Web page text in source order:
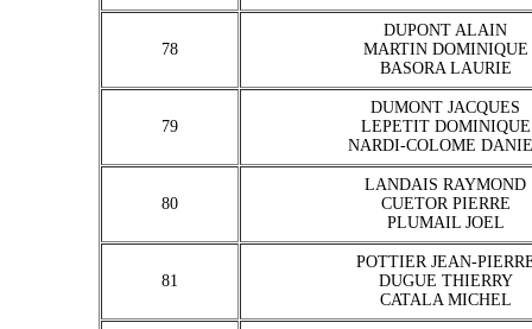
78
DUPONT ALAIN
MARTIN DOMINIQUE
BASORA LAURIE
79
DUMONT JACQUES
LEPETIT DOMINIQUE
NARDI-COLOME
80
LANDAIS RAYMOND
CUETOR PIERRE
PLUMAIL JOEL
81
POTTIER JEAN-
DUGUE THIERRY
CATALA MICHEL